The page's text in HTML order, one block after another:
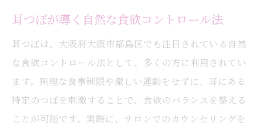
都島区で受ける耳つぼの実践的メリット
耳つぼ体質改善の流れと特徴を紹介
耳つぼが支える無理なし健康管理のポイン
ト
無理なく続く食欲コントロールの秘訣とは
耳つぼが導く自然な食欲コントロール法
耳つぼは、大阪府大阪市都島区でも注目されている自然
な食欲コントロール法として、多くの方に利用されてい
ます。無理な食事制限や激しい運動をせずに、耳にある
特定のつぼを刺激することで、食欲のバランスを整える
ことが可能です。実際に、サロンでのカウンセリングを